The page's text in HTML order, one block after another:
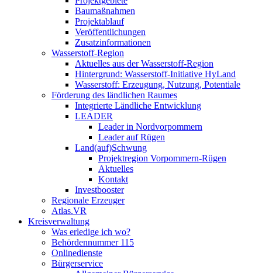
Baumaßnahmen
Projektablauf
Veröffentlichungen
Zusatzinformationen
Wasserstoff-Region
Aktuelles aus der Wasserstoff-Region
Hintergrund: Wasserstoff-Initiative HyLand
Wasserstoff: Erzeugung, Nutzung, Potentiale
Förderung des ländlichen Raumes
Integrierte Ländliche Entwicklung
LEADER
Leader in Nordvorpommern
Leader auf Rügen
Land(auf)Schwung
Projektregion Vorpommern-Rügen
Aktuelles
Kontakt
Investbooster
Regionale Erzeuger
Atlas.VR
Kreisverwaltung
Was erledige ich wo?
Behördennummer 115
Onlinedienste
Bürgerservice